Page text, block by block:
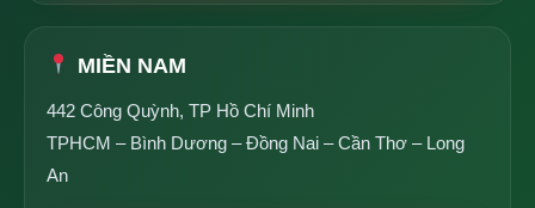
MIỀN NAM
442 Công Quỳnh, TP Hồ Chí Minh
TPHCM – Bình Dương – Đồng Nai – Cần Thơ – Long
An